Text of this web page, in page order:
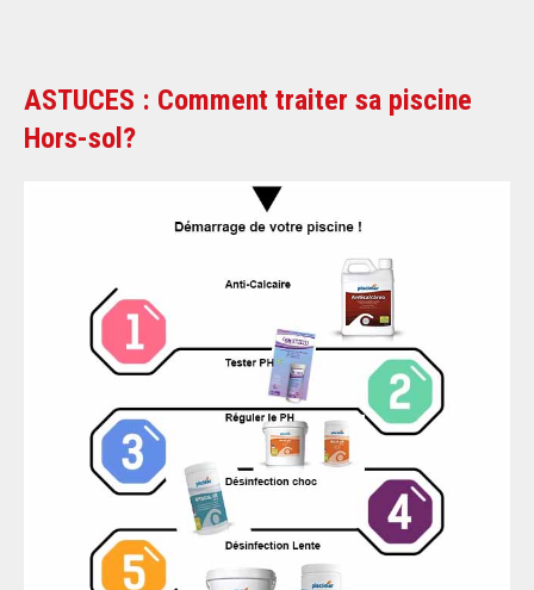
ASTUCES : Comment traiter sa piscine
Hors-sol?